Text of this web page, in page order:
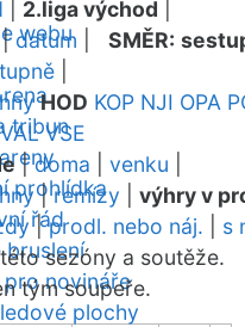
webu
tribun
prohlídka
řád
bruslení
pro novináře
plochy
2.liga východ
datum SMĚR:
HOD KOP NJI OPA
VAL VSE
|doma venku
|remízy výhry v
|prodl. nebo náj. s
sezóny a soutěže.
tým soupeře.